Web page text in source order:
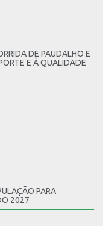
DE PAUDALHO E
E À QUALIDADE
PARA
2027